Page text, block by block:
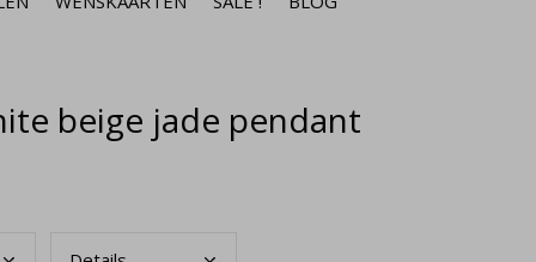
beige jade pendant